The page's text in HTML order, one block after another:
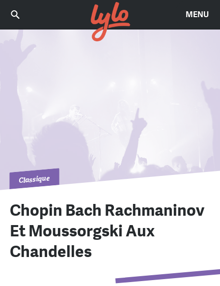
MENU
Classique
Chopin Bach Rachmaninov
Et Moussorgski Aux
Chandelles